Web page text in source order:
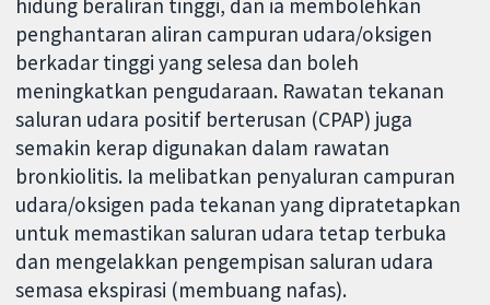
hidung beraliran tinggi, dan ia membolehkan
penghantaran aliran campuran udara/oksigen
berkadar tinggi yang selesa dan boleh
meningkatkan pengudaraan. Rawatan tekanan
saluran udara positif berterusan (CPAP) juga
semakin kerap digunakan dalam rawatan
bronkiolitis. Ia melibatkan penyaluran campuran
udara/oksigen pada tekanan yang dipratetapkan
untuk memastikan saluran udara tetap terbuka
dan mengelakkan pengempisan saluran udara
semasa ekspirasi (membuang nafas).